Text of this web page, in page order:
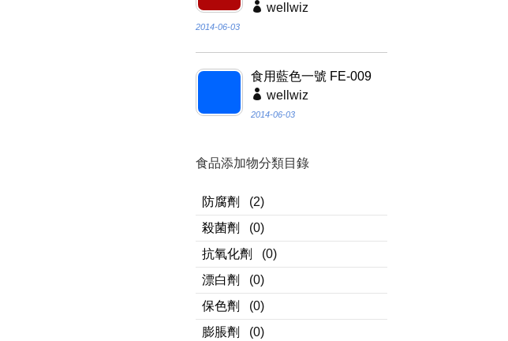
wellwiz
2014-06-03
食用藍色一號 FE-009
wellwiz
2014-06-03
食品添加物分類目錄
防腐劑
(2)
殺菌劑
(0)
抗氧化劑
(0)
漂白劑
(0)
保色劑
(0)
膨脹劑
(0)